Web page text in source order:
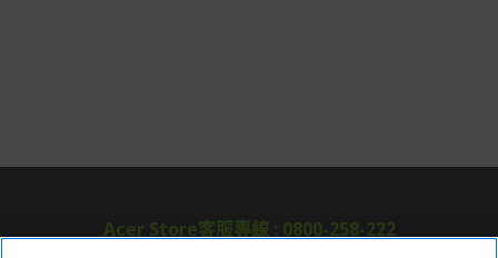
Acer Store客服專線 : 0800-258-222